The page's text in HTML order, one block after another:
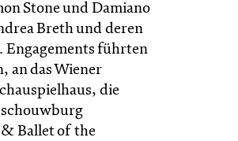
Stone und Damiano
Breth und deren
Engagements führten
an das Wiener
die
Ballet of the